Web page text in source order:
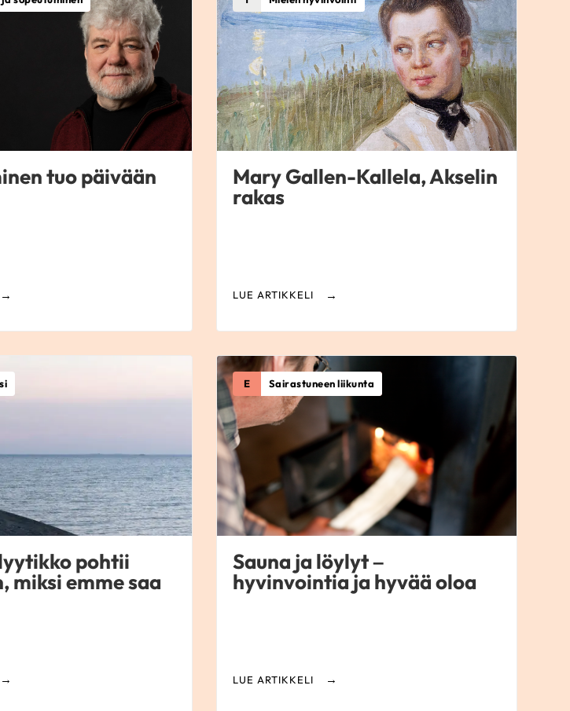
tuo päivään Mary Gallen-Kallela, Akselin
rakas
LUE ARTIKKELI
pohtii
miksi emme saa
E Sairastuneen liikunta
Sauna ja löylyt –
hyvinvointia ja hyvää oloa
LUE ARTIKKELI